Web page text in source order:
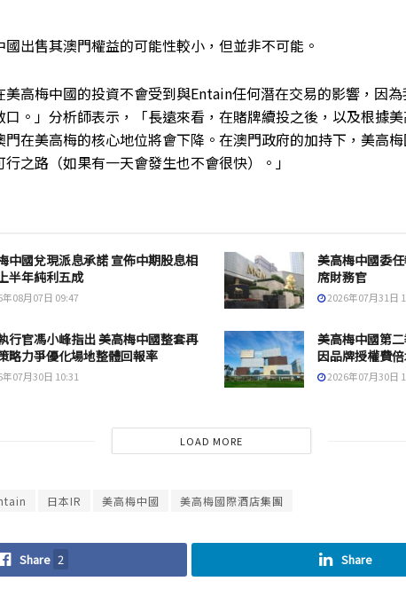
出售其澳門權益的可能性較小，但並非不可能。
美高梅中國的投資不會受到與Entain任何潛在交易的影響，因
。」分析師表示，「長遠來看，在賭牌續投之後，以及根據
在美高梅的核心地位將會下降。在澳門政府的加持下，美高
之路（如果有一天會發生也不會很快）。」
中國兌現派息承諾 宣佈中期股息相
半年純利五成
08月07日 09:47
美高梅中國委
席財務官
2026年07月31日
行官馮小峰指出 美高梅中國整套再
略力爭優化場地整體回報率
07月30日 10:31
美高梅中國第
因品牌授權費
2026年07月30日
LOAD MORE
日本IR 美高梅中國 美高梅國際酒店集團
Share 2 Share